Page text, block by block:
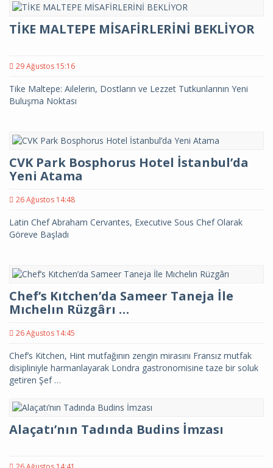
TİKE MALTEPE MİSAFİRLERİNİ BEKLİYOR
29 Ağustos 15:16
Tike Maltepe: Ailelerin, Dostların ve Lezzet Tutkunlarının Yeni
Buluşma Noktası
CVK Park Bosphorus Hotel İstanbul’da
Yeni Atama
26 Ağustos 14:48
Latin Chef Abraham Cervantes, Executive Sous Chef Olarak
Göreve Başladı
Chef’s Kıtchen’da Sameer Taneja İle
Mıchelın Rüzgârı …
26 Ağustos 14:45
Chef’s Kitchen, Hint mutfağının zengin mirasını Fransız mutfak
disipliniyle harmanlayarak Londra gastronomisine taze bir soluk
getiren Şef …
Alaçatı’nın Tadında Budins İmzası